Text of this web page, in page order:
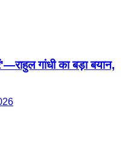
गांधी का बड़ा बयान,